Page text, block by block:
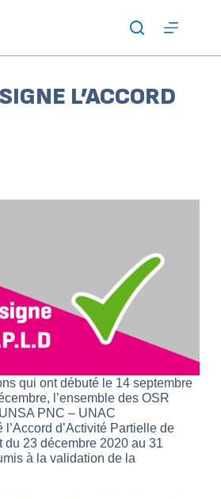
L’ACCORD
qui ont débuté le 14 septembre
l’ensemble des OSR
PNC – UNAC
d’Activité Partielle de
du 23 décembre 2020 au 31
à la validation de la